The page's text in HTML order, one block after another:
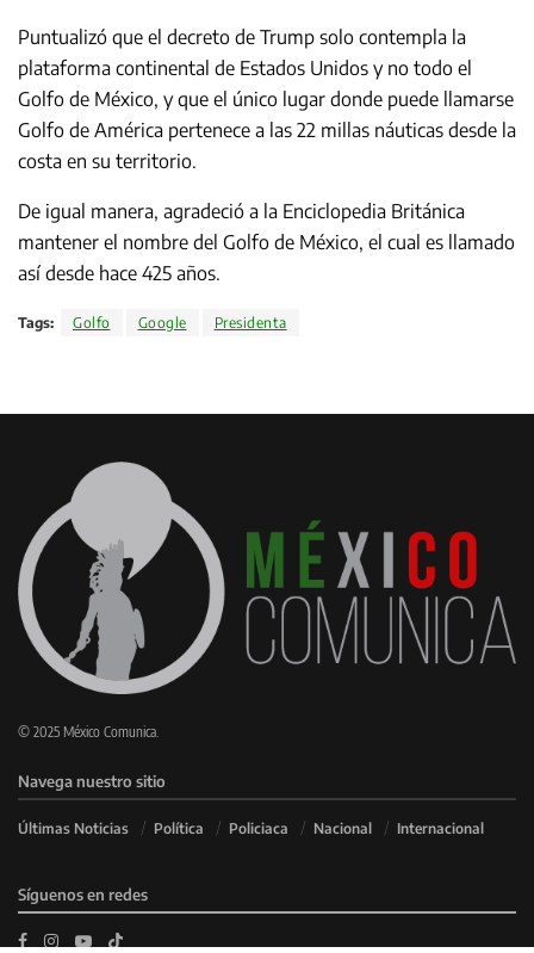
Puntualizó que el decreto de Trump solo contempla la
plataforma continental de Estados Unidos y no todo el
Golfo de México, y que el único lugar donde puede llamarse
Golfo de América pertenece a las 22 millas náuticas desde la
costa en su territorio.
De igual manera, agradeció a la Enciclopedia Británica
mantener el nombre del Golfo de México, el cual es llamado
así desde hace 425 años.
Tags: Golfo Google Presidenta
© 2025 México Comunica.
Navega nuestro sitio
Últimas Noticias Política Policiaca Nacional Internacional
Síguenos en redes